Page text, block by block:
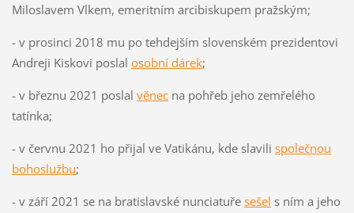
Miloslavem Vlkem, emeritním arcibiskupem pražským;
- v prosinci 2018 mu po tehdejším slovenském prezidentovi
Andreji Kiskovi poslal osobní dárek;
- v březnu 2021 poslal věnecna pohřeb jeho zemřelého
tatínka;
- v červnu 2021 ho přijal ve Vatikánu, kde slavili společnou
bohoslužbu;
- v září 2021 se na bratislavské nunciatuře sešel s ním a jeho